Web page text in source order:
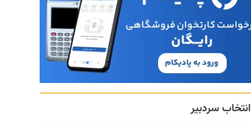
انتخاب سردبیر